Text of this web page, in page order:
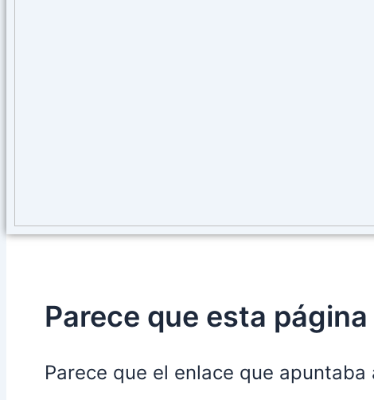
Parece que esta
Parece que el enlace que